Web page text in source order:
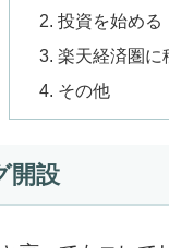
投資を始める
楽天経済圏に
その他
開設